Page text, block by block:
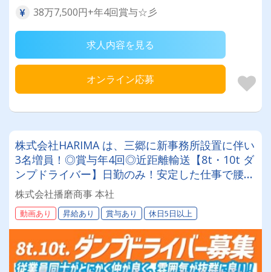
38万7,500円+年4回賞与☆彡
求人内容を見る
オンライン応募
株式会社HARIMA は、三郷に新事務所設置に伴い
3名増員！◎賞与年4回◎近距離輸送【8t・10t ダ
ンプドライバー】日勤のみ！安定した仕事で腰を
据えて働きたい方必見！！平均年収400万～500
万円◎
株式会社播磨商事 本社
動画あり 昇給あり 賞与あり 休日5日以上